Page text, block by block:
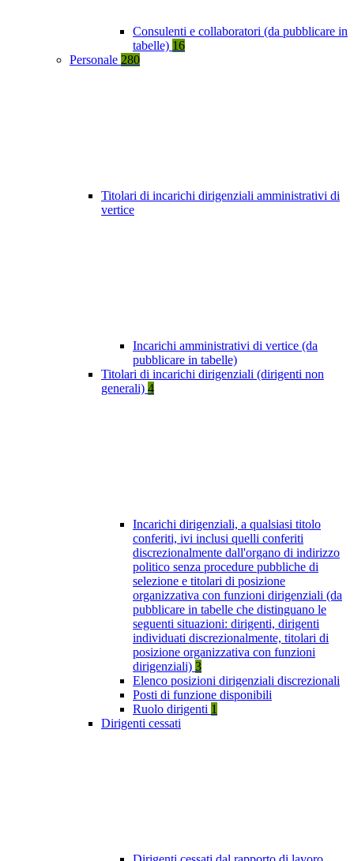
Consulenti e collaboratori (da pubblicare in
tabelle) 16
Personale 280
Titolari di incarichi dirigenziali amministrativi di
vertice
Incarichi amministrativi di vertice (da
pubblicare in tabelle)
Titolari di incarichi dirigenziali (dirigenti non
generali) 4
Incarichi dirigenziali, a qualsiasi titolo
conferiti, ivi inclusi quelli conferiti
discrezionalmente dall'organo di indirizzo
politico senza procedure pubbliche di
selezione e titolari di posizione
organizzativa con funzioni dirigenziali (da
pubblicare in tabelle che distinguano le
seguenti situazioni: dirigenti, dirigenti
individuati discrezionalmente, titolari di
posizione organizzativa con funzioni
dirigenziali) 3
Elenco posizioni dirigenziali discrezionali
Posti di funzione disponibili
Ruolo dirigenti 1
Dirigenti cessati